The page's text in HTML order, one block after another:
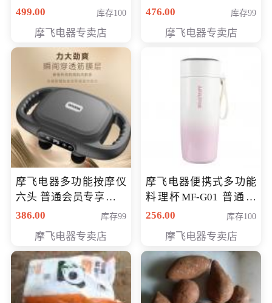
元
499.00 库存100
摩飞电器专卖店
价298元
476.00 库存99
摩飞电器专卖店
摩飞电器多功能按摩仪
六头 普通会员专享价格
199元
386.00 库存99
摩飞电器专卖店
摩飞电器便携式多功能
料理杯MF-G01 普通会
员专享价格118元
256.00 库存100
摩飞电器专卖店